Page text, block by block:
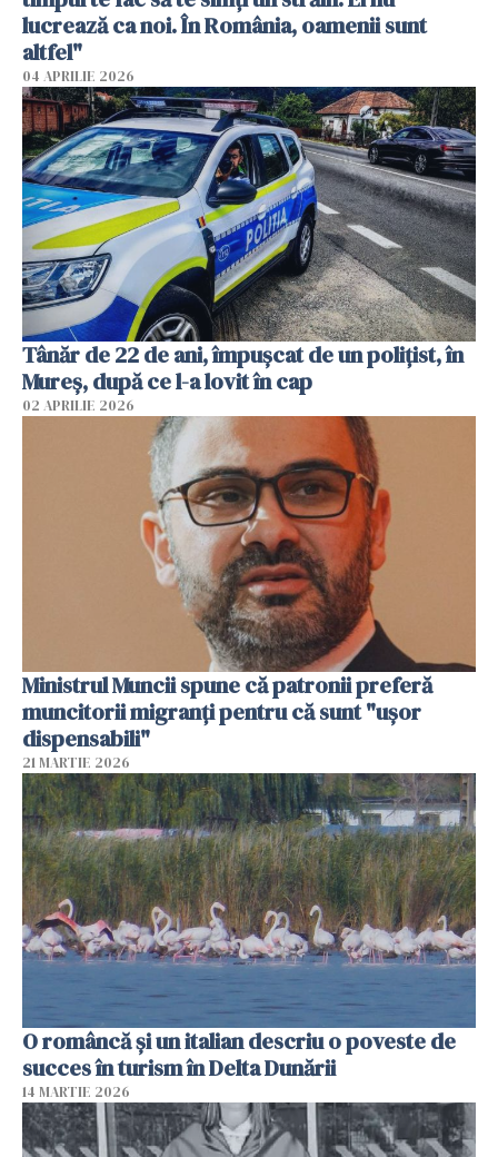
lucrează ca noi. În România, oamenii sunt
altfel"
04 APRILIE 2026
Tânăr de 22 de ani, împușcat de un polițist, în
Mureș, după ce l-a lovit în cap
02 APRILIE 2026
Ministrul Muncii spune că patronii preferă
muncitorii migranți pentru că sunt "uşor
dispensabili"
21 MARTIE 2026
O româncă și un italian descriu o poveste de
succes în turism în Delta Dunării
14 MARTIE 2026